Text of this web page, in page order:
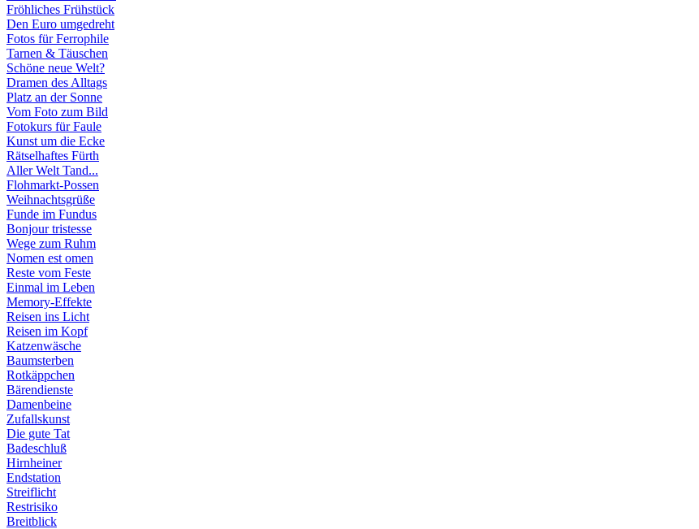
Fröhliches Frühstück
Den Euro umgedreht
Fotos für Ferrophile
Tarnen & Täuschen
Schöne neue Welt?
Dramen des Alltags
Platz an der Sonne
Vom Foto zum Bild
Fotokurs für Faule
Kunst um die Ecke
Rätselhaftes Fürth
Aller Welt Tand...
Flohmarkt-Possen
Weihnachtsgrüße
Funde im Fundus
Bonjour tristesse
Wege zum Ruhm
Nomen est omen
Reste vom Feste
Einmal im Leben
Memory-Effekte
Reisen ins Licht
Reisen im Kopf
Katzenwäsche
Baumsterben
Rotkäppchen
Bärendienste
Damenbeine
Zufallskunst
Die gute Tat
Badeschluß
Hirnheiner
Endstation
Streiflicht
Restrisiko
Breitblick